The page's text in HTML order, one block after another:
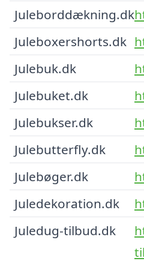
Juleborddækning.dk
Juleboxershorts.dk
Julebuk.dk
Julebuket.dk
Julebukser.dk
Julebutterfly.dk
Julebøger.dk
Juledekoration.dk
Juledug-tilbud.dk